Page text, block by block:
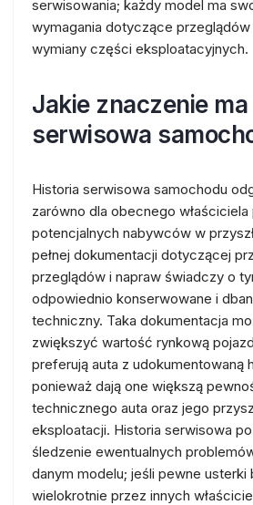
serwisowania; każdy model ma
wymagania dotyczące
wymiany części eksploatacyjnych.
Jakie znaczenie
serwisowa
Historia serwisowa samochodu
zarówno dla obecnego właściciela
potencjalnych nabywców w
pełnej dokumentacji dotyczącej
przeglądów i napraw świadczy o
odpowiednio konserwowane i
techniczny. Taka dokumentacja
zwiększyć wartość rynkową
preferują auta z udokumentowaną
ponieważ dają one większą
technicznego auta oraz jego
eksploatacji. Historia serwisowa
śledzenie ewentualnych
danym modelu; jeśli pewne usterki
wielokrotnie przez innych